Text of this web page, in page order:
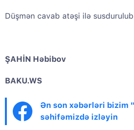
Düşmən cavab atəşi ilə
ŞAHİN Həbibov
BAKU.WS
Ən son xəbərləri bizim
səhifəmizdə izləyin